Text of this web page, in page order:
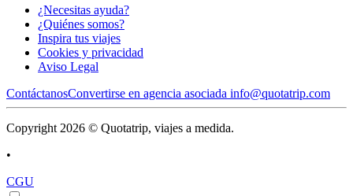
¿Necesitas ayuda?
¿Quiénes somos?
Inspira tus viajes
Cookies y privacidad
Aviso Legal
ContáctanosConvertirse en agencia asociada info@quotatrip.com
Copyright 2026 © Quotatrip, viajes a medida.
•
CGU